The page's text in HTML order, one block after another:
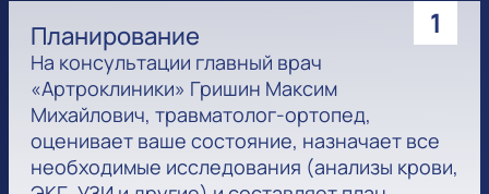
1
Планирование
На консультации главный врач
«Артроклиники» Гришин Максим
Михайлович, травматолог-ортопед,
оценивает ваше состояние, назначает все
необходимые исследования (анализы крови,